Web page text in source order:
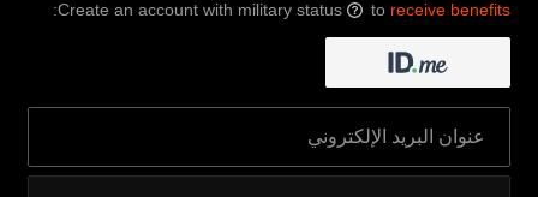
Create an account with military status ? to receive benefits
: